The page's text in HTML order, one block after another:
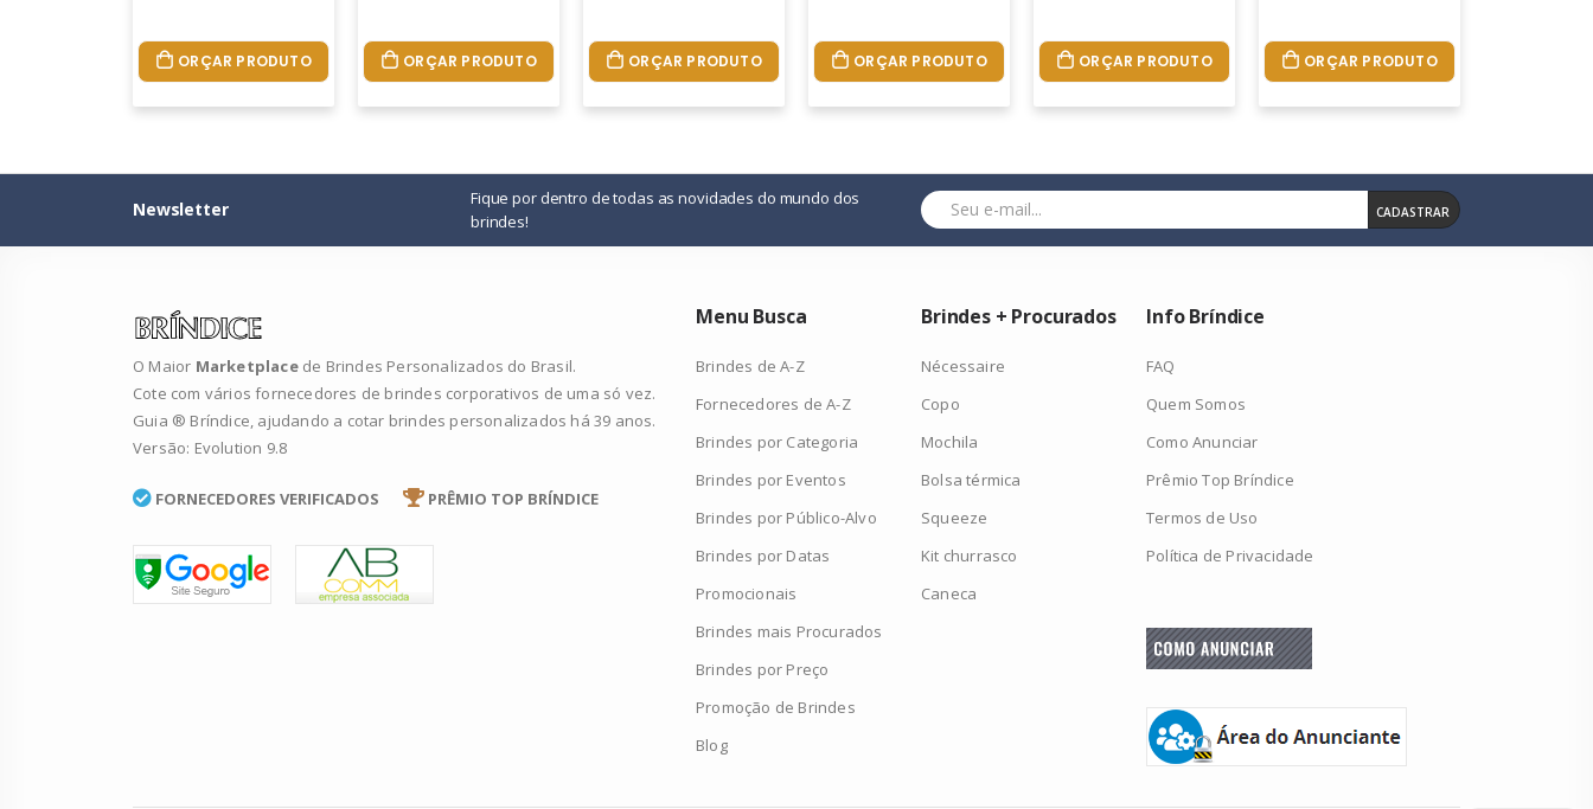
ORÇAR PRODUTO ORÇAR PRODUTO ORÇAR PRODUTO ORÇAR PRODUTO ORÇAR PRODUTO ORÇAR PRODUTO
Newsletter
Fique por dentro de todas as novidades do mundo dos
brindes!
CADASTRAR
O Maior Marketplace de Brindes Personalizados do Brasil.
Cote com vários fornecedores de brindes corporativos de uma só vez.
Guia ® Bríndice, ajudando a cotar brindes personalizados há 39 anos.
Versão: Evolution 9.8
FORNECEDORES VERIFICADOS PRÊMIO TOP BRÍNDICE
Menu Busca
Brindes de A-Z
Fornecedores de A-Z
Brindes por Categoria
Brindes por Eventos
Brindes por Público-Alvo
Brindes por Datas
Promocionais
Brindes mais Procurados
Brindes por Preço
Promoção de Brindes
Blog
Brindes + Procurados
Nécessaire
Copo
Mochila
Bolsa térmica
Squeeze
Kit churrasco
Caneca
Info Bríndice
FAQ
Quem Somos
Como Anunciar
Prêmio Top Bríndice
Termos de Uso
Política de Privacidade